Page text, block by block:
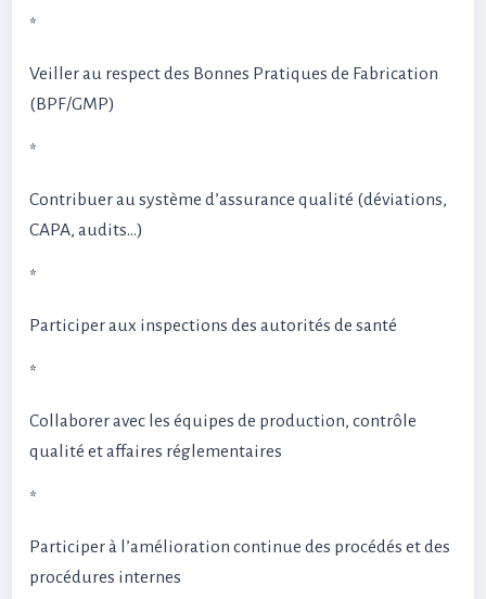
*
Veiller au respect des Bonnes Pratiques de Fabrication
(BPF/GMP)
*
Contribuer au système d’assurance qualité (déviations,
CAPA, audits…)
*
Participer aux inspections des autorités de santé
*
Collaborer avec les équipes de production, contrôle
qualité et affaires réglementaires
*
Participer à l’amélioration continue des procédés et des
procédures internes